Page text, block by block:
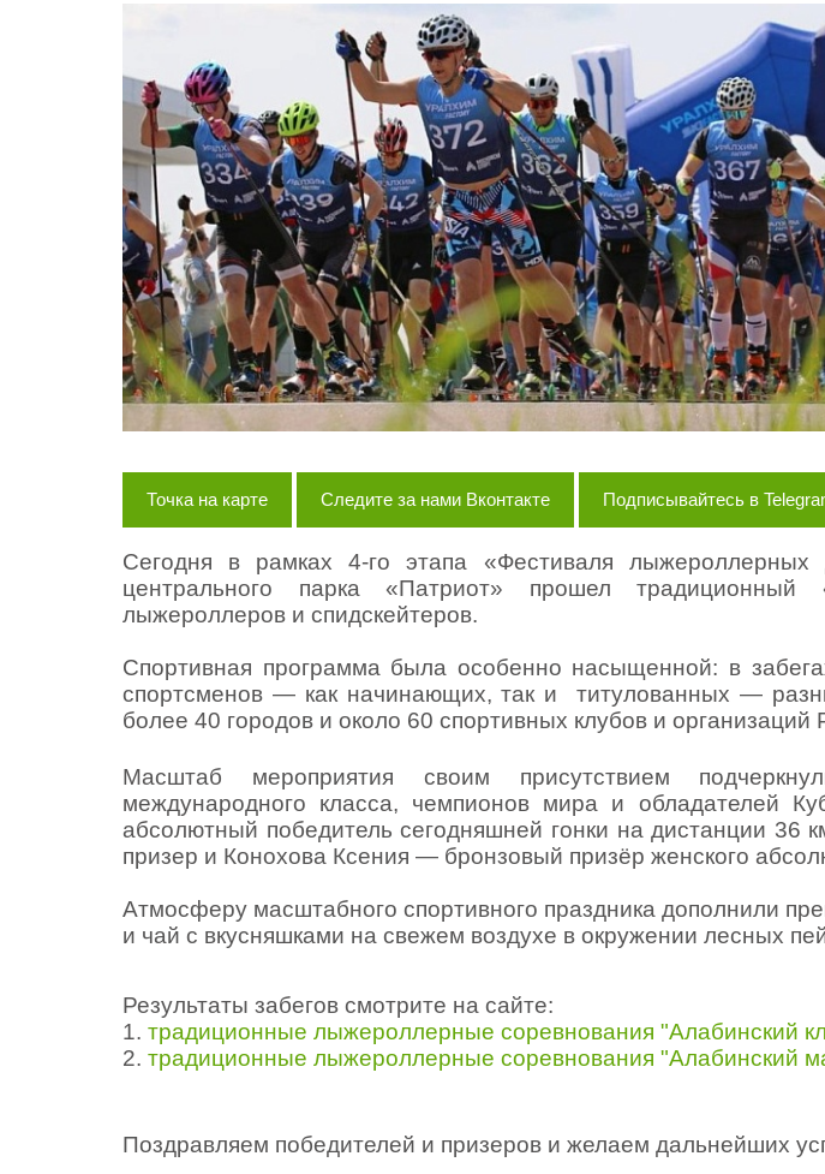
Точка на карте Следите за нами Вконтакте Подписывайтесь в
Сегодня в рамках 4-го этапа «Фестиваля
центрального парка «Патриот» прошел традиционный
лыжероллеров и спидскейтеров.
Спортивная программа была особенно насыщенной: в
спортсменов — как начинающих, так и титулованных —
более 40 городов и около 60 спортивных клубов и организаций
Масштаб мероприятия своим присутствием
международного класса, чемпионов мира и обладателей
абсолютный победитель сегодняшней гонки на дистанции 36
призер и Конохова Ксения — бронзовый призёр женского
Атмосферу масштабного спортивного праздника дополнили
и чай с вкусняшками на свежем воздухе в окружении лесных
Результаты забегов смотрите на сайте:
1. традиционные лыжероллерные соревнования "Алабинский
2. традиционные лыжероллерные соревнования "Алабинский
Поздравляем победителей и призеров и желаем дальнейших